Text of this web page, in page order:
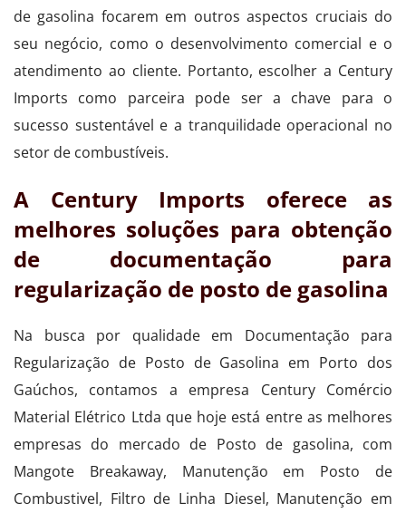
de gasolina focarem em outros aspectos cruciais do
seu negócio, como o desenvolvimento comercial e o
atendimento ao cliente. Portanto, escolher a Century
Imports como parceira pode ser a chave para o
sucesso sustentável e a tranquilidade operacional no
setor de combustíveis.
A Century Imports oferece as
melhores soluções para obtenção
de documentação para
regularização de posto de gasolina
Na busca por qualidade em Documentação para
Regularização de Posto de Gasolina em Porto dos
Gaúchos, contamos a empresa Century Comércio
Material Elétrico Ltda que hoje está entre as melhores
empresas do mercado de Posto de gasolina, com
Mangote Breakaway, Manutenção em Posto de
Combustivel, Filtro de Linha Diesel, Manutenção em